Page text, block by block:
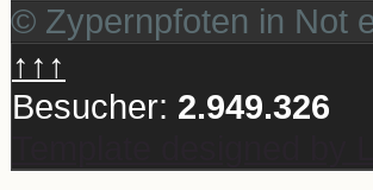
© Zypernpfoten in Not
↑↑↑
Besucher: 2.949.326